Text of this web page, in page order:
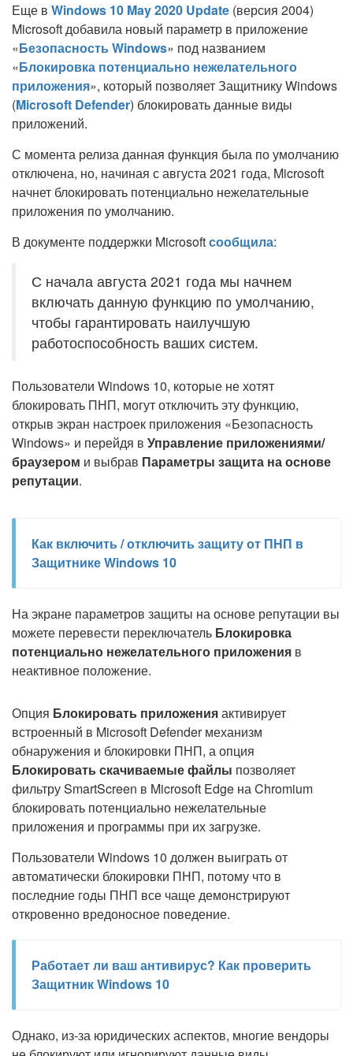
Еще в Windows 10 May 2020 Update (версия 2004)
Microsoft добавила новый параметр в приложение
«Безопасность Windows» под названием
«Блокировка потенциально нежелательного
приложения», который позволяет Защитнику Windows
(Microsoft Defender) блокировать данные виды
приложений.
С момента релиза данная функция была по умолчанию
отключена, но, начиная с августа 2021 года, Microsoft
начнет блокировать потенциально нежелательные
приложения по умолчанию.
В документе поддержки Microsoftсообщила:
С начала августа 2021 года мы начнем
включать данную функцию по умолчанию,
чтобы гарантировать наилучшую
работоспособность ваших систем.
Пользователи Windows 10, которые не хотят
блокировать ПНП, могут отключить эту функцию,
открыв экран настроек приложения «Безопасность
Windows» и перейдя в Управление приложениями/
браузером и выбрав Параметры защита на основе
репутации.
Как включить / отключить защиту от ПНП в
Защитнике Windows 10
На экране параметров защиты на основе репутации вы
можете перевести переключатель Блокировка
потенциально нежелательного приложения в
неактивное положение.
Опция Блокировать приложенияактивирует
встроенный в Microsoft Defender механизм
обнаружения и блокировки ПНП, а опция
Блокировать скачиваемые файлы позволяет
фильтру SmartScreen в Microsoft Edge на Chromium
блокировать потенциально нежелательные
приложения и программы при их загрузке.
Пользователи Windows 10 должен выиграть от
автоматически блокировки ПНП, потому что в
последние годы ПНП все чаще демонстрируют
откровенно вредоносное поведение.
Работает ли ваш антивирус? Как проверить
Защитник Windows 10
Однако, из-за юридических аспектов, многие вендоры